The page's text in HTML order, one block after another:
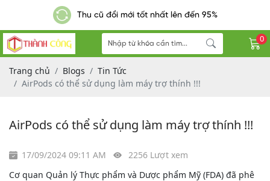
Thu cũ đổi mới tốt nhất lên đến 95%
0
Trang chủ Blogs
Tin Tức
AirPods có thể sử dụng làm máy trợ thính !!!
AirPods có thể sử dụng làm máy trợ thính !!!
17/09/2024 09:11 AM
2256 Lượt xem
Cơ quan Quản lý Thực phẩm và Dược phẩm Mỹ (FDA) đã phê